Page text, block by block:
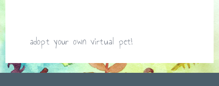
adopt your own virtual pet!